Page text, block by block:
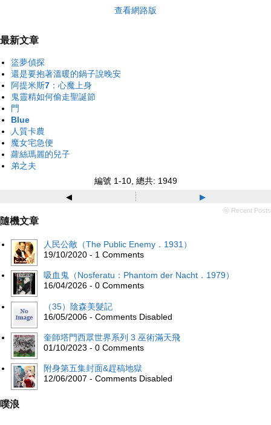
查看網路版
最新文章
盜夢偵探
還是要抱著溫暖的鍋子說晚安
阿提米斯7：心魔上身
鬼靈精如何偷走聖誕節
門
Blue
人質卡農
魔女宅急便
蘿絲瑪麗的兒子
弟之夫
編號 1-10, 總共: 1949
◂ ▸
ⓦ Recent Posts
隨機文章
人民公敵（The Public Enemy．1931）
19/10/2020 - 1 Comments
吸血鬼（Nosferatu：Phantom der Nacht．1979）
16/04/2026 - 0 Comments
（35）陰森美髮記
16/05/2006 - Comments Disabled
奎師塔門西眾世界系列 3 巫術滿天飛
01/10/2023 - 0 Comments
附身第五集封面&趕稿地獄
12/06/2007 - Comments Disabled
噗浪